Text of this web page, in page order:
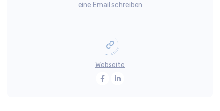
eine Email schreiben
Webseite
Facebook